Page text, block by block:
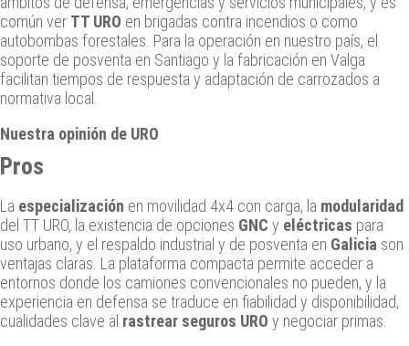
común ver TT URO en brigadas contra incendios o como
autobombas forestales. Para la operación en nuestro país, el
soporte de posventa en Santiago y la fabricación en Valga
facilitan tiempos de respuesta y adaptación de carrozados a
normativa local.
Nuestra opinión de URO
Pros
La especialización en movilidad 4x4 con carga, la modularidad
del TT URO, la existencia de opciones GNC y eléctricas para
uso urbano, y el respaldo industrial y de posventa en Galicia son
ventajas claras. La plataforma compacta permite acceder a
entornos donde los camiones convencionales no pueden, y la
experiencia en defensa se traduce en fiabilidad y disponibilidad,
cualidades clave al rastrear seguros URO y negociar primas.